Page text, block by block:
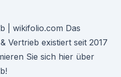
| wikifolio.com Das
Vertrieb existiert seit 2017
Sie sich hier über